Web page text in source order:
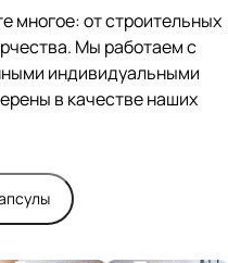
многое: от строительных
Мы работаем с
индивидуальными
в качестве наших